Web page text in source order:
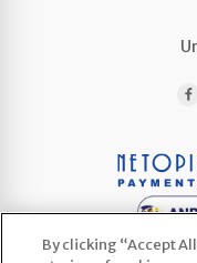
By clicking “Accept